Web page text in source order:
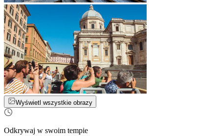
Wyświetl wszystkie obrazy
Odkrywaj w swoim tempie